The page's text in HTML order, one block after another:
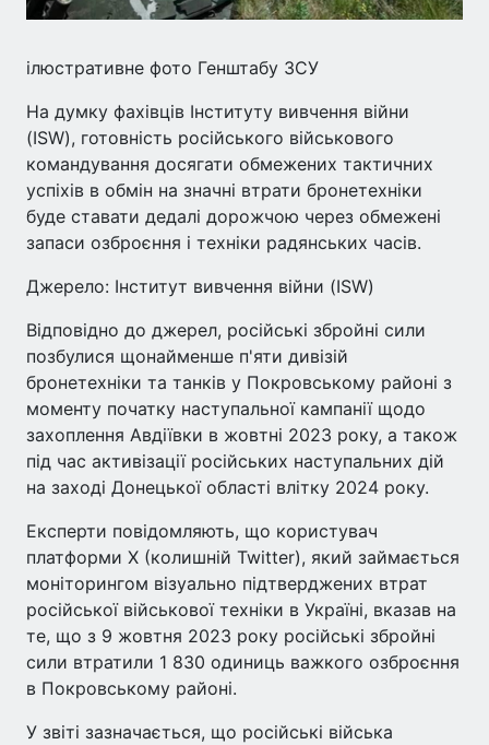
ілюстративне фото Генштабу ЗСУ
На думку фахівців Інституту вивчення війни
(ISW), готовність російського військового
командування досягати обмежених тактичних
успіхів в обмін на значні втрати бронетехніки
буде ставати дедалі дорожчою через обмежені
запаси озброєння і техніки радянських часів.
Джерело: Інститут вивчення війни (ISW)
Відповідно до джерел, російські збройні сили
позбулися щонайменше п'яти дивізій
бронетехніки та танків у Покровському районі з
моменту початку наступальної кампанії щодо
захоплення Авдіївки в жовтні 2023 року, а також
під час активізації російських наступальних дій
на заході Донецької області влітку 2024 року.
Експерти повідомляють, що користувач
платформи X (колишній Twitter), який займається
моніторингом візуально підтверджених втрат
російської військової техніки в Україні, вказав на
те, що з 9 жовтня 2023 року російські збройні
сили втратили 1 830 одиниць важкого озброєння
в Покровському районі.
У звіті зазначається, що російські війська